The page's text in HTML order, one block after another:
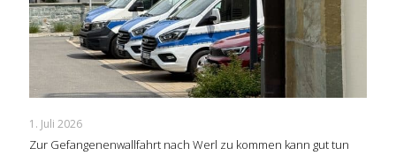
1. Juli 2026
Zur Gefangenenwallfahrt nach Werl zu kommen kann gut tun